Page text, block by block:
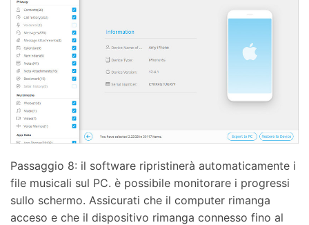
Passaggio 8: il software ripristinerà automaticamente i
file musicali sul PC. è possibile monitorare i progressi
sullo schermo. Assicurati che il computer rimanga
acceso e che il dispositivo rimanga connesso fino al